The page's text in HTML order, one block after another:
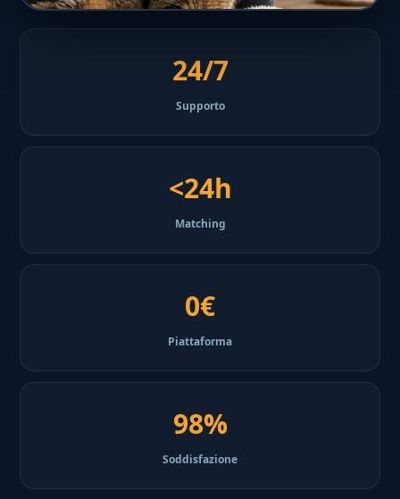
24/7
Supporto
<24h
Matching
0€
Piattaforma
98%
Soddisfazione